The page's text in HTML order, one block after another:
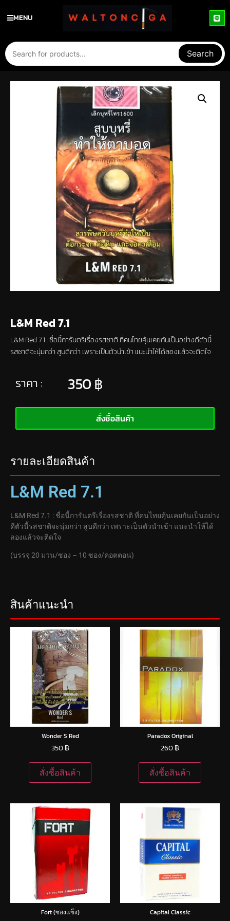
MENU
Search
L&M Red 7.1
L&M Red 7.1 : ชื่อนี้การันตรีเรื่องรสชาติ ที่คนไทยคุ้นเคยกันเป็นอย่างดีตัวนี้
รสชาติจะนุ่มกว่า สูบดีกว่า เพราะเป็นตัวนำเข้า แนะนำให้ได้ลองแล้วจะติดใจ
ราคา : 350฿
สั่งซื้อสินค้า
รายละเอียดสินค้า
L&M Red 7.1
L&M Red 7.1 : ชื่อนี้การันตรีเรื่องรสชาติ ที่คนไทยคุ้นเคยกันเป็นอย่าง
ดีตัวนี้รสชาติจะนุ่มกว่า สูบดีกว่า เพราะเป็นตัวนำเข้า แนะนำให้ได้
ลองแล้วจะติดใจ
(บรรจุ 20 มวน/ซอง – 10 ซอง/คอตตอน)
สินค้าแนะนำ
Wonder S Red
350฿
สั่งซื้อสินค้า
Paradox Original
260฿
สั่งซื้อสินค้า
Fort (ซองแข็ง) Capital Classic